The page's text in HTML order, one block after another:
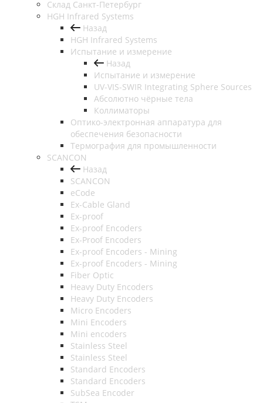
Cклад Санкт-Петербург
HGH Infrared Systems
Назад
HGH Infrared Systems
Испытание и измерение
Назад
Испытание и измерение
UV-VIS-SWIR Integrating Sphere Sources
Абсолютно чёрные тела
Коллиматоры
Оптико-электронная аппаратура для
обеспечения безопасности
Термография для промышленности
SCANCON
Назад
SCANCON
eCode
Ex-Cable Gland
Ex-proof
Ex-proof Encoders
Ex-Proof Encoders
Ex-proof Encoders - Mining
Ex-proof Encoders - Mining
Fiber Optic
Heavy Duty Encoders
Heavy Duty Encoders
Micro Encoders
Mini Encoders
Mini encoders
Stainless Steel
Stainless Steel
Standard Encoders
Standard Encoders
SubSea Encoder